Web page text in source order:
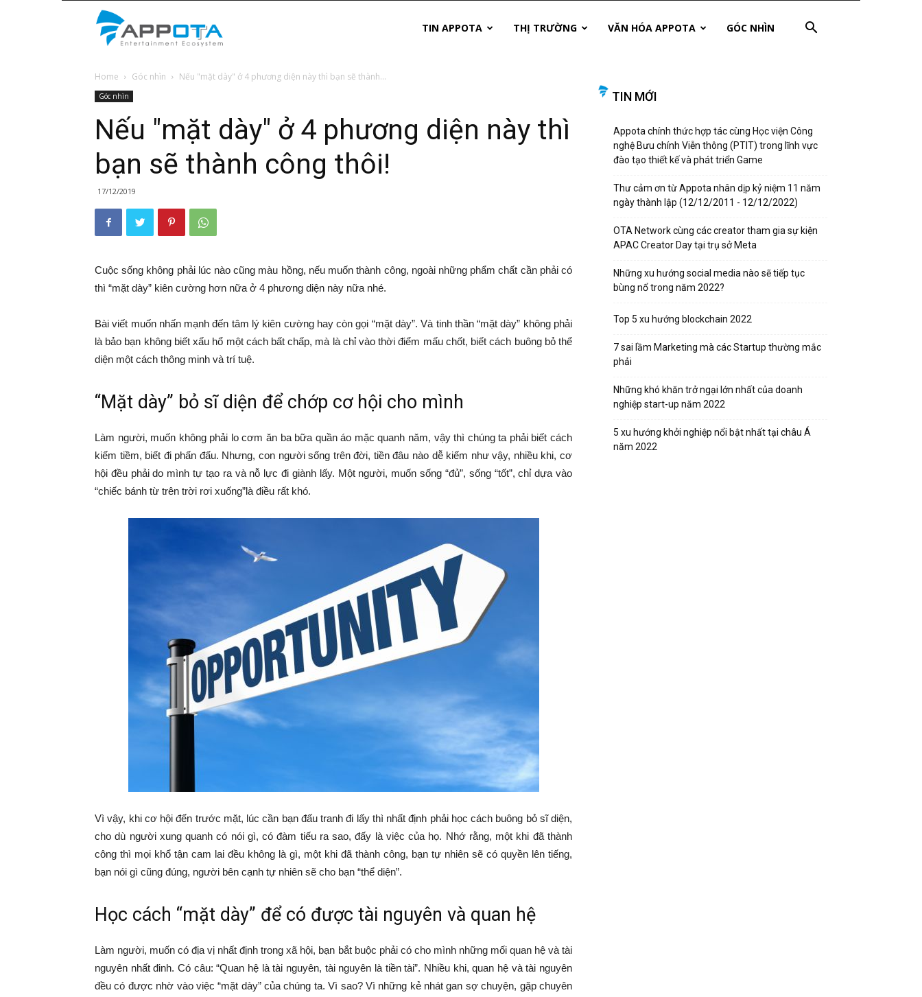
News
TIN APPOTA THỊ TRƯỜNG VĂN HÓA APPOTA GÓC NHÌN
Home Góc nhìn Nếu "mặt dày" ở 4 phương diện này thì bạn sẽ thành...
Góc nhìn
Nếu "mặt dày" ở 4 phương diện này thì
bạn sẽ thành công thôi!
17/12/2019
Cuộc sống không phải lúc nào cũng màu hồng, nếu muốn thành công, ngoài những phẩm chất cần phải có
thì “mặt dày” kiên cường hơn nữa ở 4 phương diện này nữa nhé.
Bài viết muốn nhấn mạnh đến tâm lý kiên cường hay còn gọi “mặt dày”. Và tinh thần “mặt dày” không phải
là bảo bạn không biết xấu hổ một cách bất chấp, mà là chỉ vào thời điểm mấu chốt, biết cách buông bỏ thể
diện một cách thông minh và trí tuệ.
“Mặt dày” bỏ sĩ diện để chớp cơ hội cho mình
Làm người, muốn không phải lo cơm ăn ba bữa quần áo mặc quanh năm, vậy thì chúng ta phải biết cách
kiếm tiềm, biết đi phấn đấu. Nhưng, con người sống trên đời, tiền đâu nào dễ kiếm như vậy, nhiều khi, cơ
hội đều phải do mình tự tạo ra và nỗ lực đi giành lấy. Một người, muốn sống “đủ”, sống “tốt”, chỉ dựa vào
“chiếc bánh từ trên trời rơi xuống”là điều rất khó.
Vì vậy, khi cơ hội đến trước mặt, lúc cần bạn đấu tranh đi lấy thì nhất định phải học cách buông bỏ sĩ diện,
cho dù người xung quanh có nói gì, có đàm tiếu ra sao, đấy là việc của họ. Nhớ rằng, một khi đã thành
công thì mọi khổ tận cam lai đều không là gì, một khi đã thành công, bạn tự nhiên sẽ có quyền lên tiếng,
bạn nói gì cũng đúng, người bên cạnh tự nhiên sẽ cho bạn “thể diện”.
Học cách “mặt dày” để có được tài nguyên và quan hệ
Làm người, muốn có địa vị nhất định trong xã hội, bạn bắt buộc phải có cho mình những mối quan hệ và tài
nguyên nhất đinh. Có câu: “Quan hệ là tài nguyên, tài nguyên là tiền tài”. Nhiều khi, quan hệ và tài nguyên
đều có được nhờ vào việc “mặt dày” của chúng ta. Vì sao? Vì những kẻ nhát gan sợ chuyện, gặp chuyên
TIN MỚI
Appota chính thức hợp tác cùng Học viện Công
nghệ Bưu chính Viễn thông (PTIT) trong lĩnh vực
đào tạo thiết kế và phát triển Game
Thư cảm ơn từ Appota nhân dịp kỷ niệm 11 năm
ngày thành lập (12/12/2011 - 12/12/2022)
OTA Network cùng các creator tham gia sự kiện
APAC Creator Day tại trụ sở Meta
Những xu hướng social media nào sẽ tiếp tục
bùng nổ trong năm 2022?
Top 5 xu hướng blockchain 2022
7 sai lầm Marketing mà các Startup thường mắc
phải
Những khó khăn trở ngại lớn nhất của doanh
nghiệp start-up năm 2022
5 xu hướng khởi nghiệp nổi bật nhất tại châu Á
năm 2022